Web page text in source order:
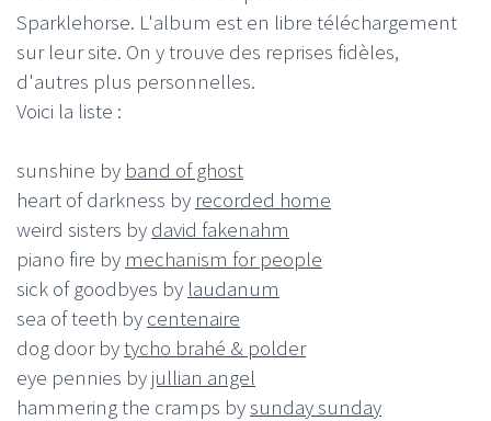
Sparklehorse. L'album est en libre téléchargement
sur leur site. On y trouve des reprises fidèles,
d'autres plus personnelles.
Voici la liste :
sunshine by band of ghost
heart of darkness by recorded home
weird sisters by david fakenahm
piano fire by mechanism for people
sick of goodbyes by laudanum
sea of teeth by centenaire
dog door bytycho brahé & polder
eye pennies by jullian angel
hammering the cramps bysunday sunday